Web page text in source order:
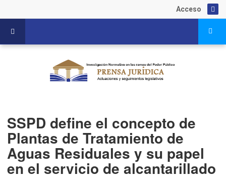
Acceso
SSPD define el concepto de
Plantas de Tratamiento de
Aguas Residuales y su papel
en el servicio de alcantarillado